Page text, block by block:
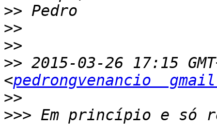
>>
>>
>>
>> 2015-03-26 17:15
<pedrongvenancio
>>
>>>